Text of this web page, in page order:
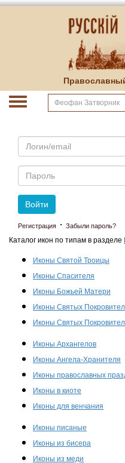
Email
Пароль
Войти
Регистрация · Забыли пароль?
Каталог икон по типам в разделе
Иконы Святой Троицы
Иконы Спасителя
Иконы Божьей Матери
Иконы Святых
Иконы Святых
Иконы Архангелов
Иконы Ангела-Хранителя
Иконы православных
Иконы в киоте
Иконы для венчания
Иконы писаные
Иконы из бисера
Иконы из меди